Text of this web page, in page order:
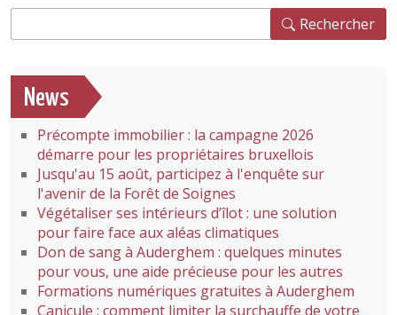
Rechercher
News
Précompte immobilier : la campagne 2026
démarre pour les propriétaires bruxellois
Jusqu'au 15 août, participez à l'enquête sur
l'avenir de la Forêt de Soignes
Végétaliser ses intérieurs d’îlot : une solution
pour faire face aux aléas climatiques
Don de sang à Auderghem : quelques minutes
pour vous, une aide précieuse pour les autres
Formations numériques gratuites à Auderghem
Canicule : comment limiter la surchauffe de votre